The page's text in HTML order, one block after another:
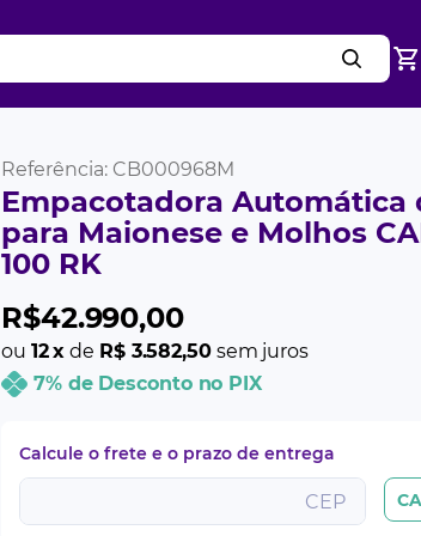
Referência: CB000968M
Empacotadora Automática
para Maionese e Molhos
100 RK
R$42.990,00
ou 12 x de R$ 3.582,50 sem juros
7% de Desconto no PIX